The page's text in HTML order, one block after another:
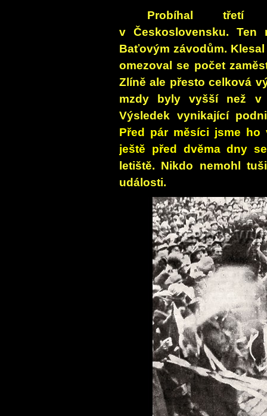
Probíhal třetí
v Československu.
Baťovým závodům.
omezoval se počet
Zlíně ale přesto celková
mzdy byly vyšší než v
Výsledek vynikající
Před pár měsíci jsme
ještě před dvěma dny
letiště. Nikdo nemohl
události.